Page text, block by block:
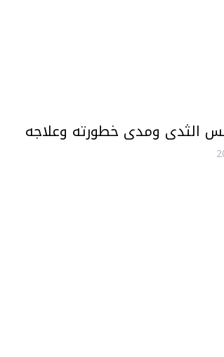
الثدى ومدى خطورته وعلاجه